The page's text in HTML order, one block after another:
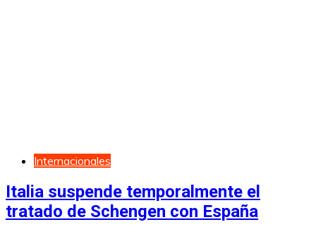
Internacionales
Italia suspende temporalmente el
tratado de Schengen con España